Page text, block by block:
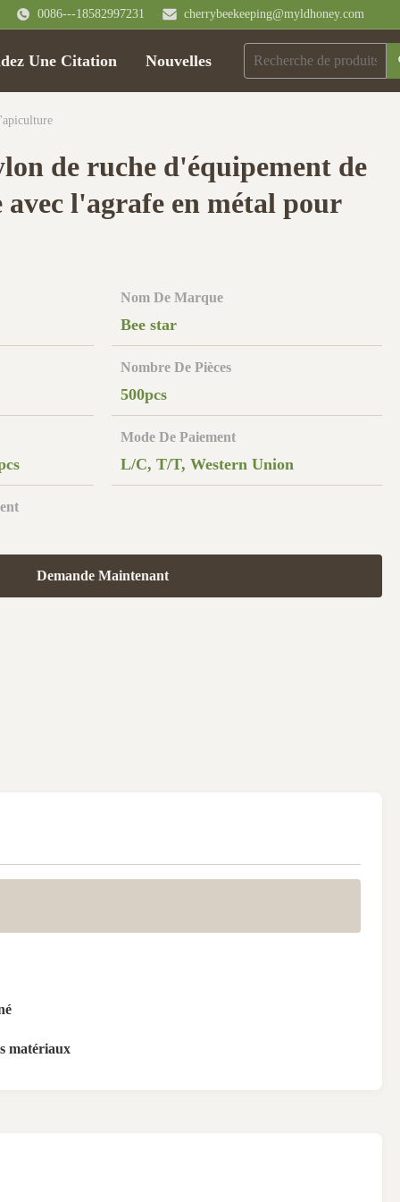
0086---18582997231 cherrybeekeeping@myldhoney.com
Une Citation Nouvelles
de ruche d'équipement de
l'agrafe en métal pour
Nom De Marque
Bee star
Nombre De Pièces
500pcs
Mode De Paiement
L/C, T/T, Western Union
Demande Maintenant
matériaux